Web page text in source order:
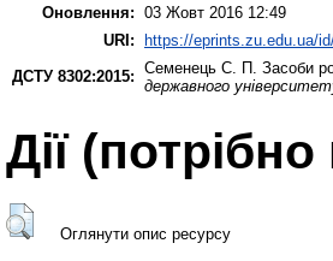
Оновлення: 03 Жовт 2016 12:49
URI: https://eprints.zu.edu.ua/
ДСТУ 8302:2015: Семенець С. П. Засоби
державного
Дії ​​(потрібно
Оглянути опис ресурсу